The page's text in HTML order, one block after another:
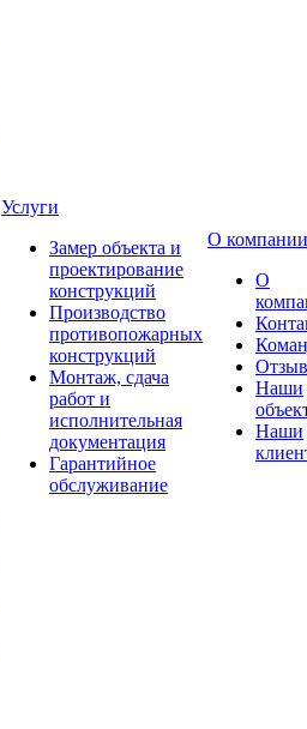
Услуги
Замер объекта и
проектирование
конструкций
Производство
противопожарных
конструкций
Монтаж, сдача
работ и
исполнительная
документация
Гарантийное
обслуживание
О компании
О
Наши
Наши